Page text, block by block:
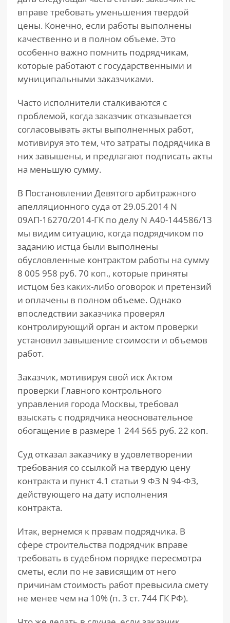
вправе требовать уменьшения твердой
цены. Конечно, если работы выполнены
качественно и в полном объеме. Это
особенно важно помнить подрядчикам,
которые работают с государственными и
муниципальными заказчиками.
Часто исполнители сталкиваются с
проблемой, когда заказчик отказывается
согласовывать акты выполненных работ,
мотивируя это тем, что затраты подрядчика в
них завышены, и предлагают подписать акты
на меньшую сумму.
В Постановлении Девятого арбитражного
апелляционного суда от 29.05.2014 N
09АП-16270/2014-ГК по делу N А40-144586/13
мы видим ситуацию, когда подрядчиком по
заданию истца были выполнены
обусловленные контрактом работы на сумму
8 005 958 руб. 70 коп., которые приняты
истцом без каких-либо оговорок и претензий
и оплачены в полном объеме. Однако
впоследствии заказчика проверял
контролирующий орган и актом проверки
установил завышение стоимости и объемов
работ.
Заказчик, мотивируя свой иск Актом
проверки Главного контрольного
управления города Москвы, требовал
взыскать с подрядчика неосновательное
обогащение в размере 1 244 565 руб. 22 коп.
Суд отказал заказчику в удовлетворении
требования со ссылкой на твердую цену
контракта и пункт 4.1 статьи 9 ФЗ N 94-ФЗ,
действующего на дату исполнения
контракта.
Итак, вернемся к правам подрядчика. В
сфере строительства подрядчик вправе
требовать в судебном порядке пересмотра
сметы, если по не зависящим от него
причинам стоимость работ превысила смету
не менее чем на 10% (п. 3 ст. 744 ГК РФ).